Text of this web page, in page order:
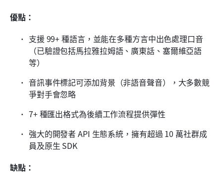
優點：
支援 99+ 種語言，並能在多種方言中出色處理口音
（已驗證包括馬拉雅拉姆語、廣東話、塞爾維亞語
等）
音訊事件標記可添加背景（非語音聲音），大多數競
爭對手會忽略
7+ 種匯出格式為後續工作流程提供彈性
強大的開發者 API 生態系統，擁有超過 10 萬社群成
員及原生 SDK
缺點：